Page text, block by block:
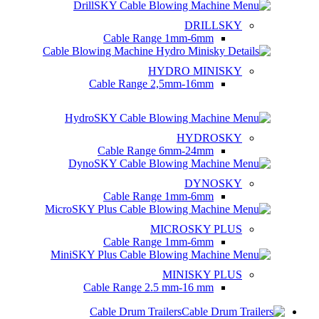
DRILLSKY
Cable Range 1mm-6mm
HYDRO MINISKY
Cable Range 2,5mm-16mm
HYDROSKY
Cable Range 6mm-24mm
DYNOSKY
Cable Range 1mm-6mm
MICROSKY PLUS
Cable Range 1mm-6mm
MINISKY PLUS
Cable Range 2.5 mm-16 mm
Cable Drum Trailers